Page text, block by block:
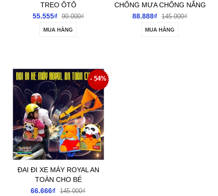
TREO ÔTÔ
55.555₫ 90.000₫
MUA HÀNG
CHỐNG MƯA CHỐNG NẮNG
88.888₫ 145.000₫
MUA HÀNG
- 54%
ĐAI ĐI XE MÁY ROYAL AN
TOÀN CHO BÉ
66.666₫ 145.000₫